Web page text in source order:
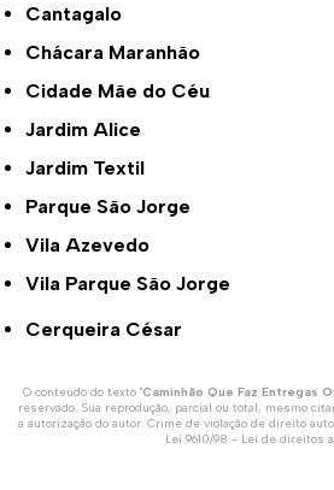
Cantagalo
Chácara Maranhão
Cidade Mãe do Céu
Jardim Alice
Jardim Textil
Parque São Jorge
Vila Azevedo
Vila Parque São Jorge
Cerqueira César
O conteúdo do texto "Caminhão Que Faz Entregas
reservado. Sua reprodução, parcial ou total, mesmo
a autorização do autor. Crime de violação de direito
Lei 9610/98 - Lei de direitos